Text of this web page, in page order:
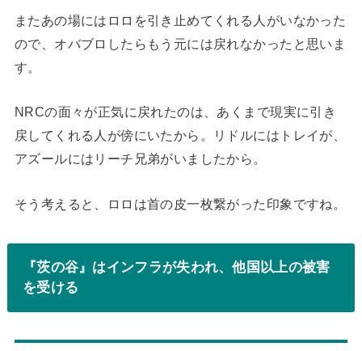
またあの場にはロロを引き止めてくれる人がいなかった
ので、オバブロしたらもう元には戻れなかったと思いま
す。
NRCの面々が正気に戻れたのは、あくまで現実に引き
戻してくれる人が傍にいたから。リドルにはトレイが、
アズールにはリーチ兄弟がいましたから。
そう考えると、ロロは首の皮一枚繋がった印象ですね。
『茨の谷』はインフラが失われ、他国以上の被害
を受ける